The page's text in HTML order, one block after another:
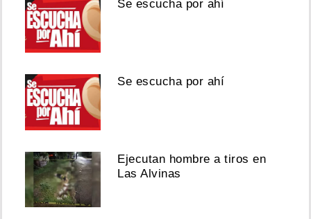
Se escucha por ahí
Se escucha por ahí
Ejecutan hombre a tiros en
Las Alvinas